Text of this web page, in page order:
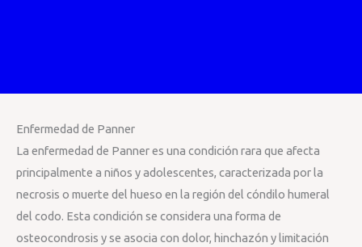
Enfermedad de Panner
La enfermedad de Panner es una condición rara que afecta
principalmente a niños y adolescentes, caracterizada por la
necrosis o muerte del hueso en la región del cóndilo humeral
del codo. Esta condición se considera una forma de
osteocondrosis y se asocia con dolor, hinchazón y limitación